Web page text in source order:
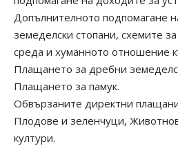
Допълнителното подпомагане
земеделски стопани, схемите
среда и хуманното отношение
Плащането за дребни
Плащането за памук.
Обвързаните директни
Плодове и зеленчуци,
култури.